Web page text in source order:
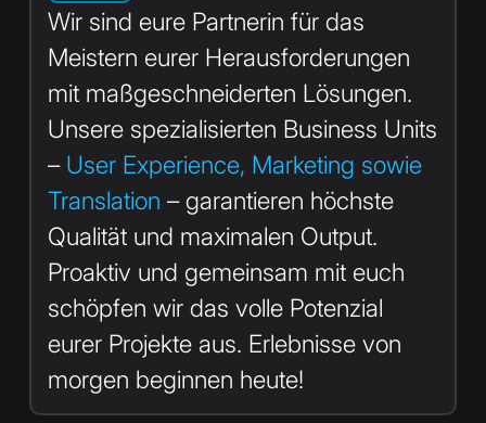
Wir sind eure Partnerin für das
Meistern eurer Herausforderungen
mit maßgeschneiderten Lösungen.
Unsere spezialisierten Business Units
– User Experience, Marketing sowie
Translation – garantieren höchste
Qualität und maximalen Output.
Proaktiv und gemeinsam mit euch
schöpfen wir das volle Potenzial
eurer Projekte aus. Erlebnisse von
morgen beginnen heute!